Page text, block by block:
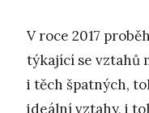
V roce 2017
týkající se vztahů
i těch špatných,
ideální vztahy, i